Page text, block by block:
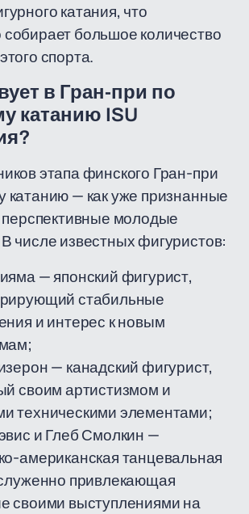
катания, что
большое количество
спорта.
в Гран-при по
катанию ISU
этапа финского Гран-при
катанию — как уже признанные
перспективные молодые
числе известных фигуристов:
— японский фигурист,
стабильные
и интерес к новым
— канадский фигурист,
своим артистизмом и
техническими элементами;
и Глеб Смолкин —
американская танцевальная
привлекающая
своими выступлениями на